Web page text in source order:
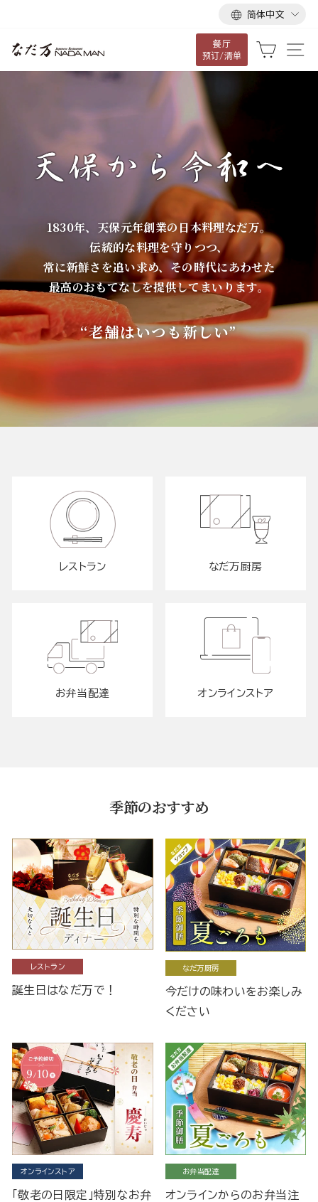
语
言
简体中文
な
餐厅
预订/清单
大车
1830年、天保元年創業の日本料理なだ万。
伝統的な料理を守りつつ、
常に新鮮さを追い求め、その時代にあわせた
最高のおもてなしを提供してまいります。
“老舗はいつも新しい”
レストラン なだ万厨房
お弁当配達 オンラインストア
季節のおすすめ
レストラン
誕生日はなだ万で！
なだ万厨房
今だけの味わいをお楽しみ
ください
オンラインストア
「敬老の日限定」特別なお弁
お弁当配達
オンラインからのお弁当注